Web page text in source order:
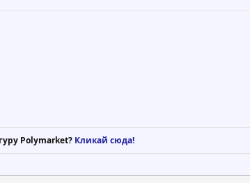
Polymarket? Кликай сюда!